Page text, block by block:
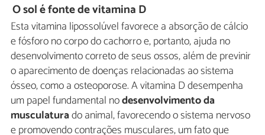
O sol é fonte de vitamina D
Esta vitamina lipossolúvel favorece a absorção de cálcio
e fósforo no corpo do cachorro e, portanto, ajuda no
desenvolvimento correto de seus ossos, além de previnir
o aparecimento de doenças relacionadas ao sistema
ósseo, como a osteoporose. A vitamina D desempenha
um papel fundamental nodesenvolvimento da
musculaturado animal, favorecendo o sistema nervoso
e promovendo contrações musculares, um fato que